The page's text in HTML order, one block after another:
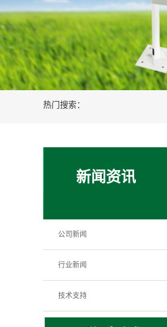
新能源光伏风电设备
热门搜索：
新闻资讯
公司新闻
行业新闻
技术支持